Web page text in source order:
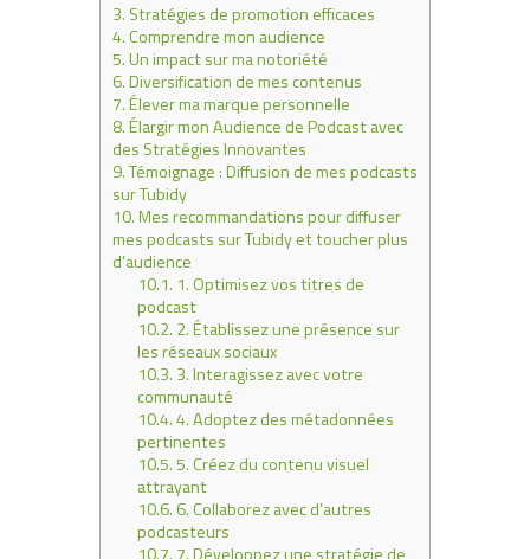
3. Stratégies de promotion efficaces
4.Comprendre mon audience
5.Un impact sur ma notoriété
6.Diversification de mes contenus
7.Élever ma marque personnelle
8.Élargir mon Audience de Podcast avec
des Stratégies Innovantes
9.Témoignage : Diffusion de mes podcasts
sur Tubidy
10.Mes recommandations pour diffuser
mes podcasts sur Tubidy et toucher plus
d’audience
10.1. 1. Optimisez vos titres de
podcast
10.2. 2. Établissez une présence sur
les réseaux sociaux
10.3. 3. Interagissez avec votre
communauté
10.4.4. Adoptez des métadonnées
pertinentes
10.5.5. Créez du contenu visuel
attrayant
10.6.6. Collaborez avec d’autres
podcasteurs
10.7. 7. Développez une stratégie de